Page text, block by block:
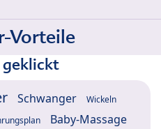
Vorteile
Schwanger Wickeln
Baby-Massage